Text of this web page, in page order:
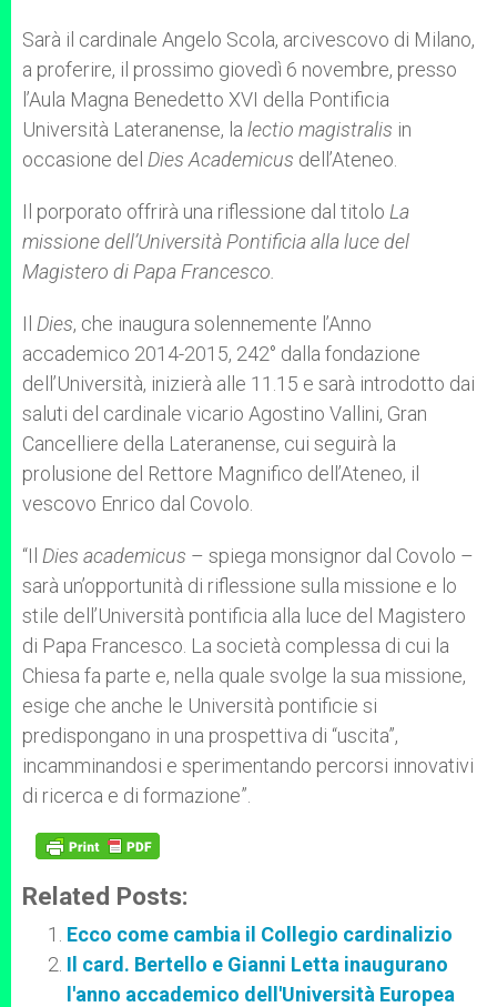
p
p
g
e
r
o
k
r
Sarà il cardinale Angelo Scola, arcivescovo di Milano,
a proferire, il prossimo giovedì 6 novembre, presso
l’Aula Magna Benedetto XVI della Pontificia
Università Lateranense, la lectio magistralis in
occasione del Dies Academicus dell’Ateneo.
Il porporato offrirà una riflessione dal titolo La
missione dell’Università Pontificia alla luce del
Magistero di Papa Francesco.
Il Dies, che inaugura solennemente l’Anno
accademico 2014-2015, 242° dalla fondazione
dell’Università, inizierà alle 11.15 e sarà introdotto dai
saluti del cardinale vicario Agostino Vallini, Gran
Cancelliere della Lateranense, cui seguirà la
prolusione del Rettore Magnifico dell’Ateneo, il
vescovo Enrico dal Covolo.
“Il Dies academicus – spiega monsignor dal Covolo –
sarà un’opportunità di riflessione sulla missione e lo
stile dell’Università pontificia alla luce del Magistero
di Papa Francesco. La società complessa di cui la
Chiesa fa parte e, nella quale svolge la sua missione,
esige che anche le Università pontificie si
predispongano in una prospettiva di “uscita”,
incamminandosi e sperimentando percorsi innovativi
di ricerca e di formazione”.
Related Posts:
Ecco come cambia il Collegio cardinalizio
Il card. Bertello e Gianni Letta inaugurano
l'anno accademico dell'Università Europea